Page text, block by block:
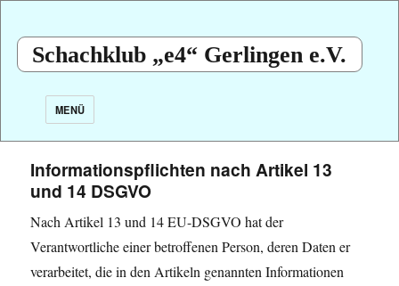
Schachklub „e4“ Gerlingen e.V.
MENÜ
Informationspflichten nach Artikel 13
und 14 DSGVO
Nach Artikel 13 und 14 EU-DSGVO hat der
Verantwortliche einer betroffenen Person, deren Daten er
verarbeitet, die in den Artikeln genannten Informationen